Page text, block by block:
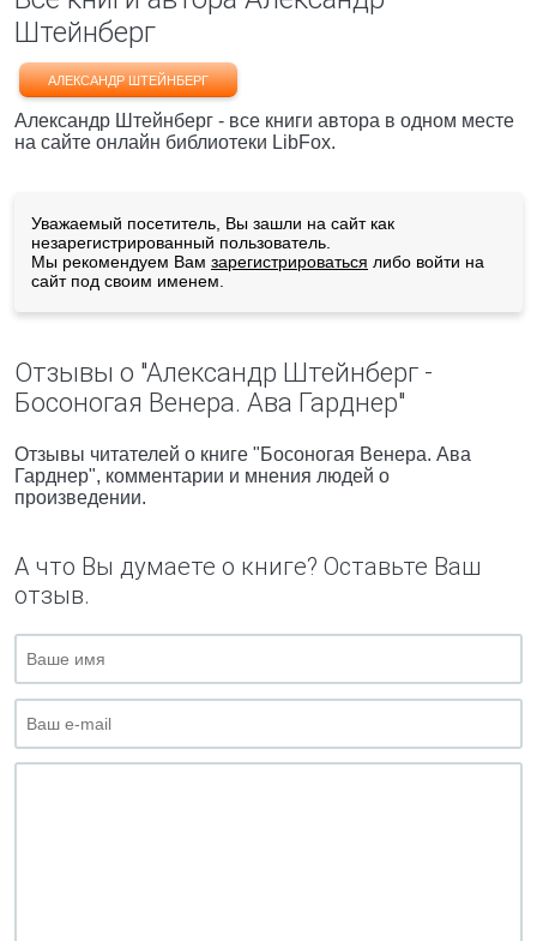
Штейнберг
АЛЕКСАНДР ШТЕЙНБЕРГ
Александр Штейнберг - все книги автора в одном месте
на сайте онлайн библиотеки LibFox.
Уважаемый посетитель, Вы зашли на сайт как
незарегистрированный пользователь.
Мы рекомендуем Вам зарегистрироваться либо войти на
сайт под своим именем.
Отзывы о "Александр Штейнберг -
Босоногая Венера. Ава Гарднер"
Отзывы читателей о книге "Босоногая Венера. Ава
Гарднер", комментарии и мнения людей о
произведении.
А что Вы думаете о книге? Оставьте Ваш
отзыв.